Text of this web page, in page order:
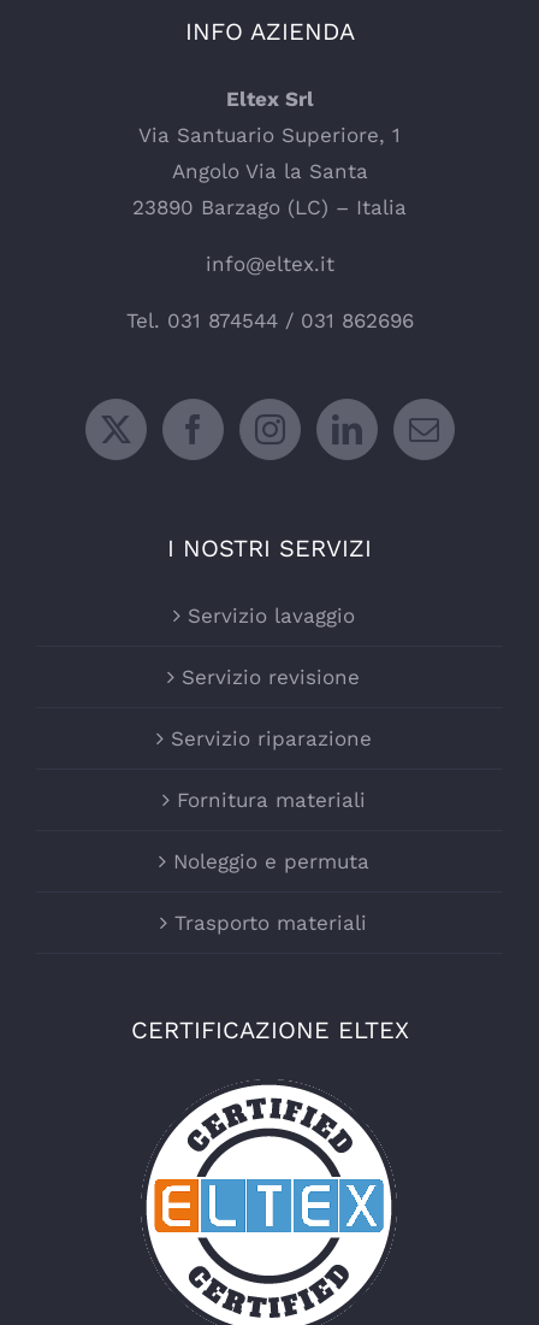
INFO AZIENDA
Eltex Srl
Via Santuario Superiore, 1
Angolo Via la Santa
23890 Barzago (LC) – Italia
info@eltex.it
Tel. 031 874544/ 031 862696
I NOSTRI SERVIZI
Servizio lavaggio
Servizio revisione
Servizio riparazione
Fornitura materiali
Noleggio e permuta
Trasporto materiali
CERTIFICAZIONE ELTEX